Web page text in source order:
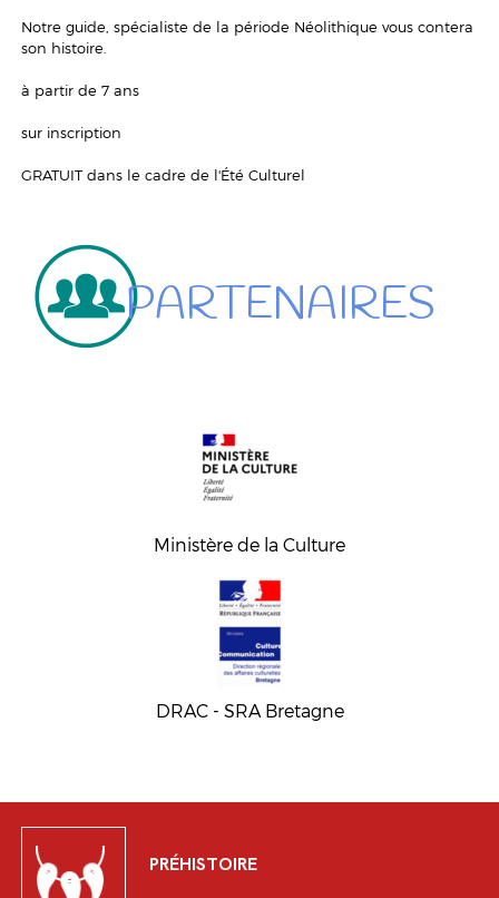
Notre guide, spécialiste de la période Néolithique vous contera
son histoire.
à partir de 7 ans
sur inscription
GRATUIT dans le cadre de l'Été Culturel
PARTENAIRES
Ministère de la Culture
DRAC - SRA Bretagne
PRÉHISTOIRE